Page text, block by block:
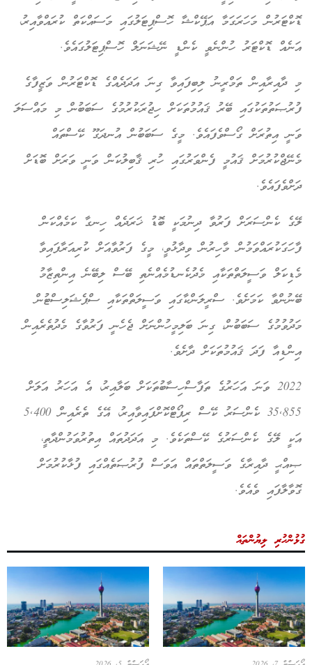
ޑޮކްޓަރުން މަހަރަގަމާ އަޕޭކްޝާ ހޮސްޕިޓަލުގައި މަސައްކަތް ކުރައްވާއިރު،
އަނެއް ޑޮކްޓަރު ހުންނެވީ ކެންޑީ ނޭޝަނަލް ހޮސްޕިޓަލުގައެވެ.
މި ދާއިރާއިން ތަމްރީނު ލިބިފައިވާ ގިނަ އަދަދެއްގެ ޑޮކްޓަރުން ވަޒީފާގެ
ފުރުޞަތުތަކުގައި ބޭރު ޤައުމުތަކަށް ހިޖުރަކުރުމުގެ ސަބަބުން މި މައްސަލަ
ވަނީ އިތުރަށް ގޯސްވެފައެވެ. މީގެ ސަބަބުން އުނދަގޫ ކޭސްތައް
މެނޭޖްކުރުމަށް ޤައުމީ ފެންވަރުގައި ހުރި ޤާބިލުކަން ވަނީ ވަރަށް ބޮޑަށް
ދަށްވެފައެވެ.
ލޭގެ ކެންސަރަށް ފަރުވާ ދިނުމަކީ ބޮޑު ޚަރަދެއް ހިނގާ ކަމެއްކަން
ފާހަގަކުރައްވަމުން މާހިރުން ވިދާޅުވީ، މީގެ ފަރުވާއަށް ކުރިއަރާފައިވާ
މެޑިކަލް ވަސީލަތްތަކާއި މެދުކެނޑުމެއްނެތި ބޭސް ލިބޭނެ އިންތިޒާމު
ބޭނުންވާ ކަމަށެވެ. ސްރީލަންކާގައި ވަސީލަތްތަކާއި ސްޕެޝަލިސްޓުން
މަދުވުމުގެ ސަބަބުން، ގިނަ ބަލިމީހުންނަށް ޖެހެނީ ފަރުވާގެ މެދުތެރެއިން
އިންޑިއާ ފަދަ ޤައުމުތަކަށް ދާށެވެ.
2022 ވަނަ އަހަރުގެ ތަފާސްހިސާބުތަކަށް ބަލާއިރު، އެ އަހަރު އަލަށް
35,855 ކެންސަރު ކޭސް ރިޕޯޓްކޮށްފައިވާއިރު، އޭގެ ތެރެއިން 5,400
އަކީ ލޭގެ ކެންސަރުގެ ކޭސްތަކެވެ. މި އަދަދުތައް އިތުރުވަމުންދާތީ،
ޞިއްޙީ ދާއިރާގެ ވަސީލަތްތައް އަވަސް ފުރުޞަތެއްގައި ފުޅާކުރުމަށް
ގޮވާލާފައި ވެއެވެ.
ގުޅުންހުރި ލިޔުންތައް